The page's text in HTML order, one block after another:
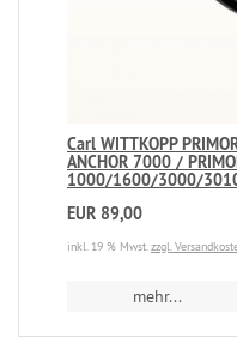
Carl WITTKOPP
ANCHOR 7000 /
1000/1600/3000/
EUR 89,00
inkl. 19 % Mwst.zzgl.
mehr...